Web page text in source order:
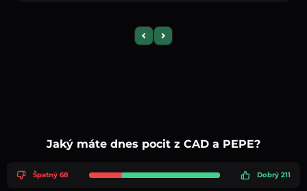
Previous slide
Next slide
Jaký máte dnes pocit z CAD a PEPE?
Špatný 68 Dobrý 211